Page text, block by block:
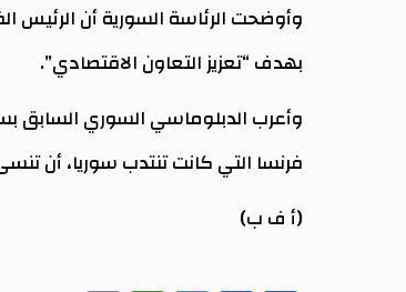
وأوضحت الرئاسة السورية أن
بهدف “تعزيز التعاون الاقتصادي”.
وأعرب الدبلوماسي السوري السابق
فرنسا التي كانت تنتدب سوريا، أن
(أ ف ب)